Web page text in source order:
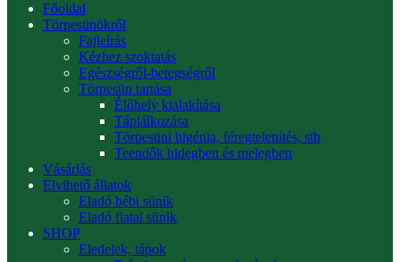
Főoldal
Törpesünökről
Fajleírás
Kézhez szoktatás
Egészségről-betegségről
Törpesün tartása
Élőhely kialakítása
Táplálkozása
Törpesüni higénia, féregtelenítés, stb
Teendők hidegben és melegben
Vásárlás
Elvihető állatok
Eladó bébi sünik
Eladó fiatal sünik
SHOP
Eledelek, tápok